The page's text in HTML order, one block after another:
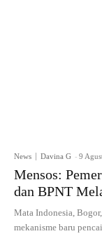
News Davina G - 9
Mensos:
dan BPNT
Mata Indonesia,
mekanisme baru